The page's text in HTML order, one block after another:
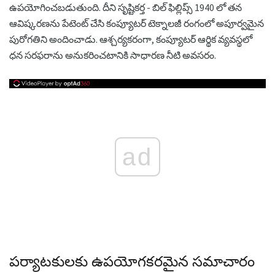
ఉపయోగించబడుతుంది. దీని సృష్టికర్త - బిల్ ఫిల్లిప్స్ 1940 లో తన
ఆవిష్కరణను పేటెంట్ చేసి కంప్యూటర్ టెక్నాలజీ రంగంలో అపూర్వమైన
పురోగతిని అందించాడు. ఆశ్చర్యకరంగా, కంప్యూటర్ ఆర్థిక వ్యవస్థలో
ధన సరఫరాను అనుకరించటానికి సాధారణ నీటి అవసరం.
ad
పర్యాటకులకు ఉపయోగకరమైన సమాచారం